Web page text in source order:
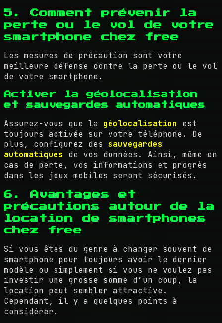
5. Comment prévenir la
perte ou le vol de votre
smartphone chez free
Les mesures de précaution sont votre
meilleure défense contre la perte ou le vol
de votre smartphone.
Activer la géolocalisation
et sauvegardes automatiques
Assurez-vous que la géolocalisation est
toujours activée sur votre téléphone. De
plus, configurez des sauvegardes
automatiques de vos données. Ainsi, même en
cas de perte, vos informations et progrès
dans les jeux mobiles seront sécurisés.
6. Avantages et
précautions autour de la
location de smartphones
chez free
Si vous êtes du genre à changer souvent de
smartphone pour toujours avoir le dernier
modèle ou simplement si vous ne voulez pas
investir une grosse somme d’un coup, la
location peut sembler attractive.
Cependant, il y a quelques points à
considérer.